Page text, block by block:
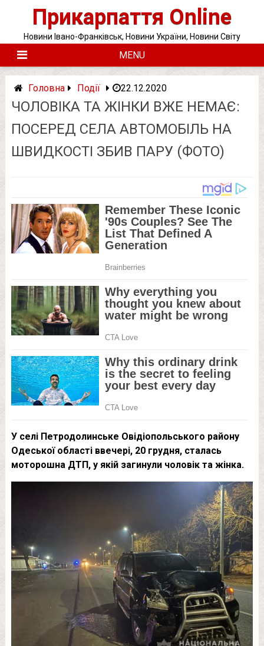
Прикарпаття Online
Новини Івано-Франківськ, Новини України, Новини Світу
MENU
Головна Події 22.12.2020
ЧОЛОВІКА ТА ЖІНКИ ВЖЕ НЕМАЄ:
ПОСЕРЕД СЕЛА АВТОМОБІЛЬ НА
ШВИДКОСТІ ЗБИВ ПАРУ (ФОТО)
У селі Петродолинське Овідіопольського району
Одеської області ввечері, 20 грудня, сталась
моторошна ДТП, у якій загинули чоловік та жінка.